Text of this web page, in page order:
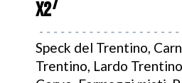
x27
Speck del Trentino,
Trentino, Lardo